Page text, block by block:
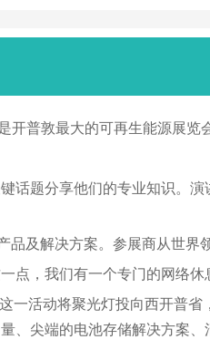
开普敦最大的可再生能源展览
话题分享他们的专业知识。
及解决方案。参展商从世界
，我们有一个专门的网络休
一活动将聚光灯投向西开普
尖端的电池存储解决方案